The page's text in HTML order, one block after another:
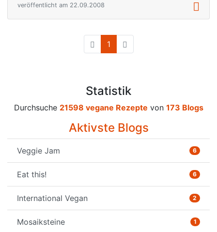
veröffentlicht am 22.09.2008
1 (current)
Statistik
Durchsuche 21598 vegane Rezepte von 173 Blogs
Aktivste Blogs
Veggie Jam 6
Eat this! 6
International Vegan 2
Mosaiksteine 1